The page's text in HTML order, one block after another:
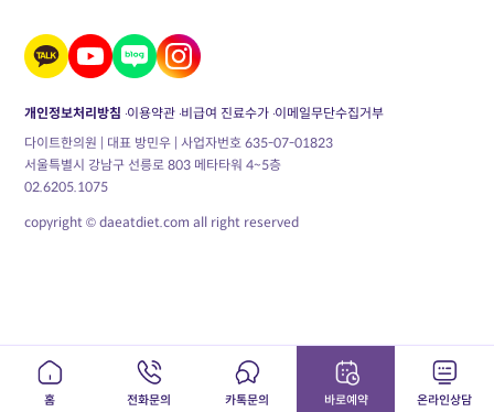
홈 전화문의 카톡문의 바로예약 온라인상담
개인정보처리방침 이용약관 비급여 진료수가 이메일무단수집거부
다이트한의원 | 대표 방민우 | 사업자번호 635-07-01823
서울특별시 강남구 선릉로 803 메타타워 4~5층
02.6205.1075
copyright © daeatdiet.com all right reserved